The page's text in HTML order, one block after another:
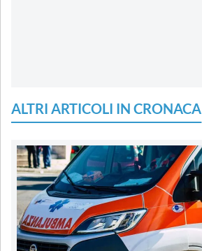
ALTRI ARTICOLI IN CRONACA